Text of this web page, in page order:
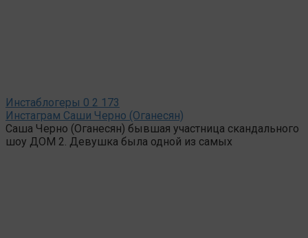
Инстаблогеры 0 2 173
Инстаграм Саши Черно (Оганесян)
Саша Черно (Оганесян) бывшая участница скандального
шоу ДОМ 2. Девушка была одной из самых